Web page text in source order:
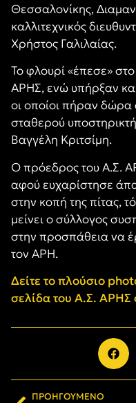
Θεσσαλονίκης,
καλλιτεχνικός
Χρήστος Γαλιλαίας.
Το φλουρί «έπεσε» στο
ΑΡΗΣ, ενώ υπήρξαν
οι οποίοι πήραν
σταθερού
Βαγγέλη Κριτσίμη.
Ο πρόεδρος του Α.Σ.
αφού ευχαρίστησε
στην κοπή της πίτας,
μείνει ο σύλλογος
στην προσπάθεια να
τον ΑΡΗ.
Δείτε το πλούσιο
σελίδα του Α.Σ. ΑΡΗΣ
ΠΡΟΗΓΟΎΜΕΝΟ